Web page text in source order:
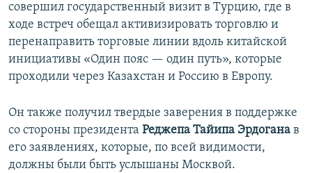
совершил государственный визит в Турцию, где в
ходе встреч обещал активизировать торговлю и
перенаправить торговые линии вдоль китайской
инициативы «Один пояс — один путь», которые
проходили через Казахстан и Россию в Европу.
Он также получил твердые заверения в поддержке
со стороны президента Реджепа Тайипа Эрдогана в
его заявлениях, которые, по всей видимости,
должны были быть услышаны Москвой.